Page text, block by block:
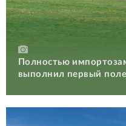
Полностью
выполнил первый